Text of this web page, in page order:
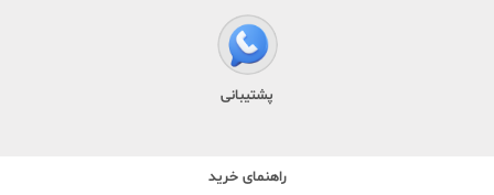
پشتیبانی
راهنمای خرید